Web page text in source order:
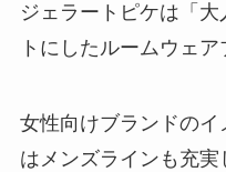
ジェラートピケは「
トにしたルームウェア
女性向けブランドの
はメンズラインも充実